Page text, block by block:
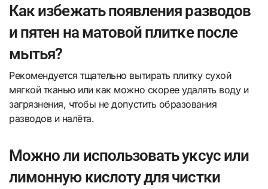
Как избежать появления разводов
и пятен на матовой плитке после
мытья?
Рекомендуется тщательно вытирать плитку сухой
мягкой тканью или как можно скорее удалять воду и
загрязнения, чтобы не допустить образования
разводов и налёта.
Можно ли использовать уксус или
лимонную кислоту для чистки